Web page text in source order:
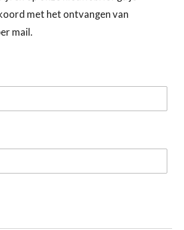
met het ontvangen van
mail.